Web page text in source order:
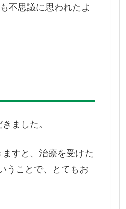
不思議に思われたよ
ました。
すと、治療を受けた
うことで、とてもお